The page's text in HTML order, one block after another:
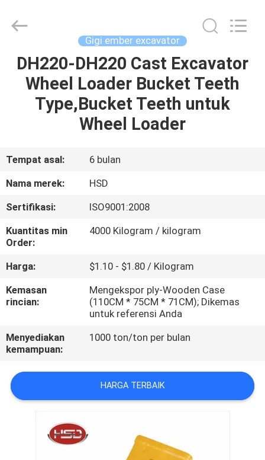
RUMAH
PRODUK
KAMI
PABRIK
KUALITAS
KAMI
PERMINTAAN
PENAWARAN
SITEMAP
Spare
Parts
Reserved.
Gigi ember excavator
DH220-DH220 Cast Excavator
Wheel Loader Bucket Teeth
Type,Bucket Teeth untuk
Wheel Loader
Tempat asal:
6 bulan
Nama merek:
HSD
Sertifikasi:
ISO9001:2008
Kuantitas min
Order:
4000 Kilogram / kilogram
Harga:
$1.10 - $1.80 / Kilogram
Kemasan
rincian:
Mengekspor ply-Wooden Case
(110CM * 75CM * 71CM); Dikemas
untuk referensi Anda
Menyediakan
kemampuan:
1000 ton/ton per bulan
HARGA TERBAIK